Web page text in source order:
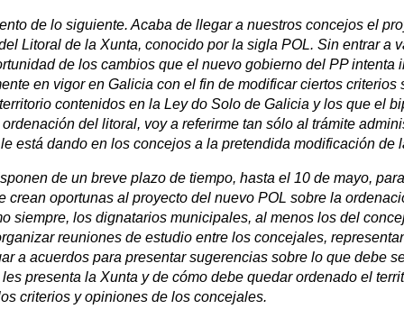
de lo siguiente. Acaba de llegar a nuestros concejos el
Litoral de la Xunta, conocido por la sigla POL. Sin entrar a
de los cambios que el nuevo gobierno del PP intenta
en vigor en Galicia con el fin de modificar ciertos criterios
contenidos en la Ley do Solo de Galicia y los que el
del litoral, voy a referirme tan sólo al trámite
está dando en los concejos a la pretendida modificación de
de un breve plazo de tiempo, hasta el 10 de mayo,
crean oportunas al proyecto del nuevo POL sobre la
siempre, los dignatarios municipales, al menos los del
reuniones de estudio entre los concejales,
a acuerdos para presentar sugerencias sobre lo que debe
presenta la Xunta y de cómo debe quedar ordenado el
criterios y opiniones de los concejales.